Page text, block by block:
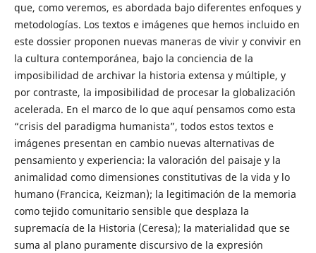
que, como veremos, es abordada bajo diferentes enfoques y
metodologías. Los textos e imágenes que hemos incluido en
este dossier proponen nuevas maneras de vivir y convivir en
la cultura contemporánea, bajo la conciencia de la
imposibilidad de archivar la historia extensa y múltiple, y
por contraste, la imposibilidad de procesar la globalización
acelerada. En el marco de lo que aquí pensamos como esta
“crisis del paradigma humanista”, todos estos textos e
imágenes presentan en cambio nuevas alternativas de
pensamiento y experiencia: la valoración del paisaje y la
animalidad como dimensiones constitutivas de la vida y lo
humano (Francica, Keizman); la legitimación de la memoria
como tejido comunitario sensible que desplaza la
supremacía de la Historia (Ceresa); la materialidad que se
suma al plano puramente discursivo de la expresión